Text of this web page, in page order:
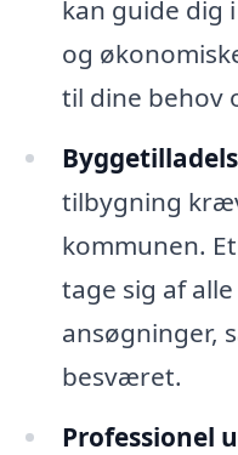
kan guide dig
og
til dine behov
tilbygning
kommunen.
tage sig af
ansøgninger,
besværet.
Professionel